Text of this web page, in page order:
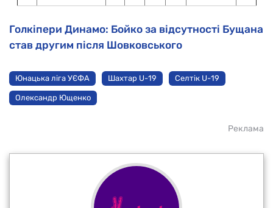
Голкіпери Динамо: Бойко за відсутності Бущана
став другим після Шовковського
Юнацька ліга УЄФА Шахтар U-19 Селтік U-19
Олександр Ющенко
Реклама